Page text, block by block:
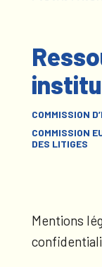
COMMISSION
COMMISSION
DES LITIGES
Mentions